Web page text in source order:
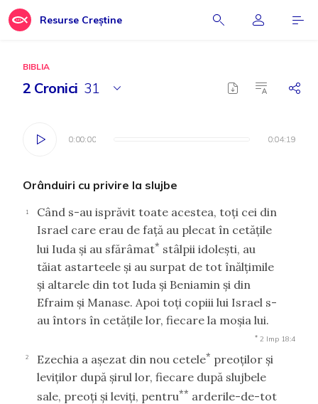
Resurse Creștine
BIBLIA
2 Cronici 31
0:00:00 0:04:19
0:00:00 0:04:19
Orânduiri cu privire la slujbe
1
Când s-au isprăvit toate acestea, toţi cei din
Israel care erau de faţă au plecat în cetăţile
lui Iuda şi au sfărâmat* stâlpii idoleşti, au
tăiat astarteele şi au surpat de tot înălţimile
şi altarele din tot Iuda şi Beniamin şi din
Efraim şi Manase. Apoi toţi copiii lui Israel s-
au întors în cetăţile lor, fiecare la moşia lui.
* 2 Imp 18:4
2 Ezechia a aşezat din nou cetele* preoţilor şi
leviţilor după şirul lor, fiecare după slujbele
sale, preoţi şi leviţi, pentru** arderile-de-tot